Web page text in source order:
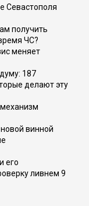
Севастополя
получить
ЧС?
меняет
187
делают эту
винной
его
ливнем 9